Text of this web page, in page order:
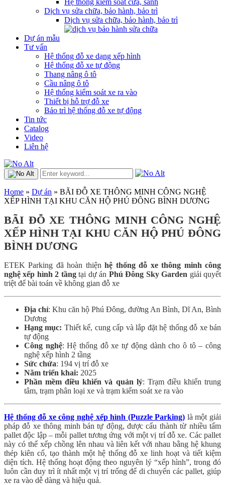
Hệ thống kiểm soát cửa, sảnh
Dịch vụ sửa chữa, bảo hành, bảo trì
Dịch vụ sửa chữa, bảo hành, bảo trì
Dự án mẫu
Tư vấn
Hệ thống đỗ xe dạng xếp hình
Hệ thống đỗ xe tự động
Thang nâng ô tô
Cầu nâng ô tô
Hệ thống kiểm soát xe ra vào
Thiết bị hỗ trợ đỗ xe
Bảo trì hệ thống đỗ xe tự động
Tin tức
Catalog
Video
Liên hệ
Home » Dự án » BÃI ĐỖ XE THÔNG MINH CÔNG NGHỆ
XẾP HÌNH TẠI KHU CĂN HỘ PHÚ ĐÔNG BÌNH DƯƠNG
BÃI ĐỖ XE THÔNG MINH CÔNG NGHỆ
XẾP HÌNH TẠI KHU CĂN HỘ PHÚ ĐÔNG
BÌNH DƯƠNG
ETEK Parking đã hoàn thiệnhệ thống đỗ xe thông minh công
nghệ xếp hình 2 tầngtại dự án Phú Đông Sky Garden giải quyết
triệt để bài toán về không gian đỗ xe
Địa chỉ: Khu căn hộ Phú Đông, đường An Bình, Dĩ An, Bình
Dương
Hạng mục: Thiết kế, cung cấp và lắp đặt hệ thống đỗ xe bán
tự động
Công nghệ: Hệ thống đỗ xe tự động dành cho ô tô – công
nghệ xếp hình 2 tầng
Sức chứa: 194 vị trí đỗ xe
Năm triển khai: 2025
Phần mềm điều khiển và quản lý: Trạm điều khiển trung
tâm, trạm phân loại xe và trạm kiểm soát xe ra vào
Hệ thống đỗ xe công nghệ xếp hình (Puzzle Parking) là một giải
pháp đỗ xe thông minh bán tự động, được cấu thành từ nhiều tấm
pallet độc lập – mỗi pallet tương ứng với một vị trí đỗ xe. Các pallet
này có thể xếp chồng lên nhau và liên kết với nhau bằng hệ khung
thép kiên cố, tạo thành một hệ thống đỗ xe linh hoạt và tiết kiệm
diện tích. Hệ thống hoạt động theo nguyên lý “xếp hình”, trong đó
luôn cần duy trì ít nhất một vị trí trống để di chuyển các pallet, giúp
xe ra vào dễ dàng và hiệu quả.